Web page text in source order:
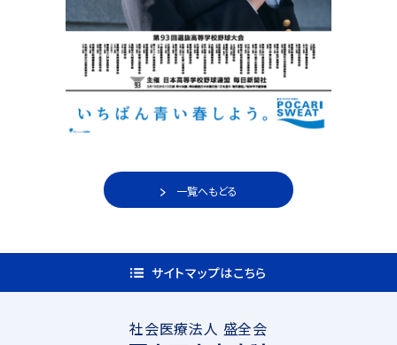
一覧へもどる
サイトマップはこちら
社会医療法人 盛全会